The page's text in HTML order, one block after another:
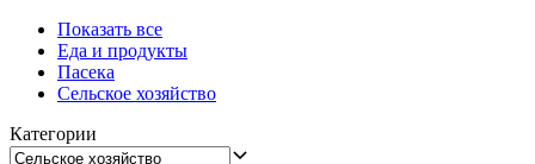
Показать все
Еда и продукты
Пасека
Сельское хозяйство
Категории